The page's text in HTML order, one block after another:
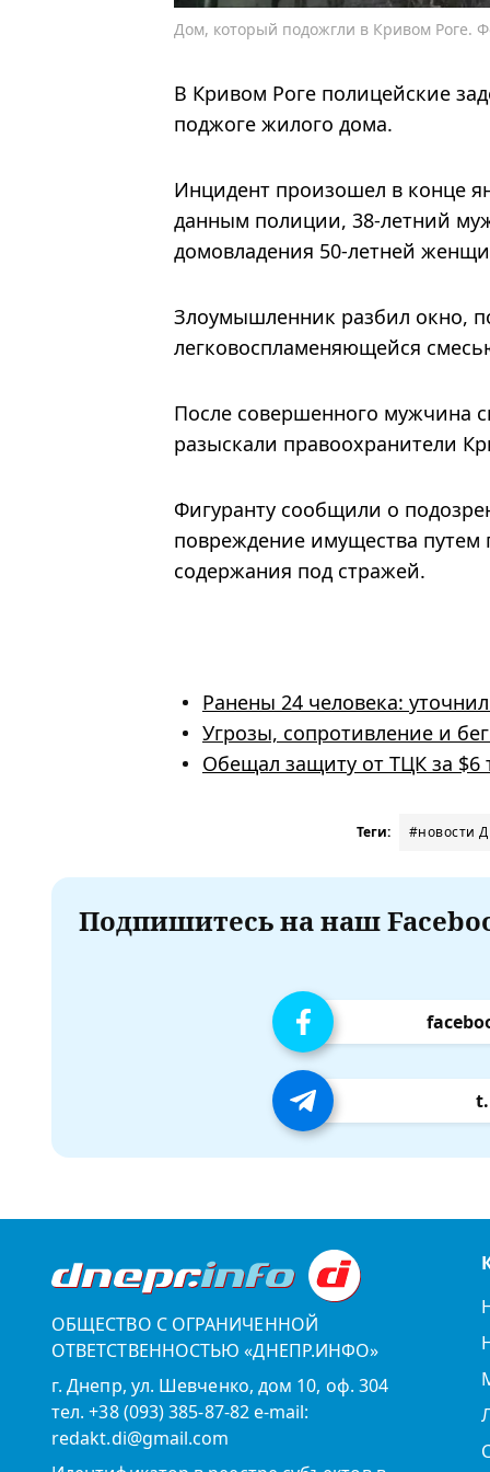
Дом, который подожгли в Кривом Роге.
В Кривом Роге полицейские
поджоге жилого дома.
Инцидент произошел в конце
данным полиции, 38-летний
домовладения 50-летней
Злоумышленник разбил окно,
легковоспламеняющейся
После совершенного мужчина
разыскали правоохранители
Фигуранту сообщили о
повреждение имущества путем
содержания под стражей.
Ранены 24 человека:
Угрозы, сопротивление и
Обещал защиту от ТЦК за $6
Теги: #новости
Подпишитесь на наш
ОБЩЕСТВО С ОГРАНИЧЕННОЙ
ОТВЕТСТВЕННОСТЬЮ «ДНЕПР.ИНФО»
г. Днепр, ул. Шевченко, дом 10, оф. 304
тел. +38 (093) 385-87-82 e-mail:
redakt.di@gmail.com